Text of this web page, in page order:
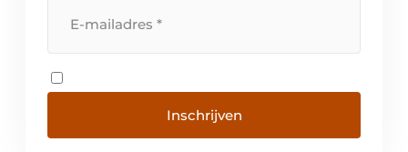
Inschrijven